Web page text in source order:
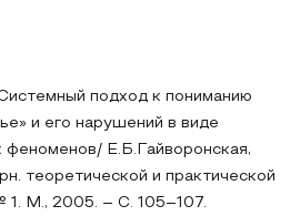
подход к пониманию
и его нарушений в виде
феноменов/ Е.Б.Гайворонская,
теоретической и практической
М., 2005. – С. 105–107.